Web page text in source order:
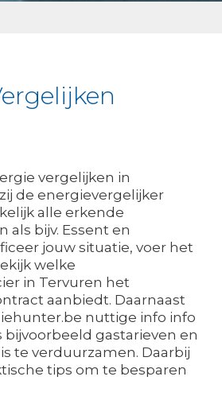
vergelijken in
de energievergelijker
alle erkende
als bijv. Essent en
jouw situatie, voer het
welke
in Tervuren het
aanbiedt. Daarnaast
nuttige info info
bijvoorbeeld gastarieven en
te verduurzamen. Daarbij
tips om te besparen